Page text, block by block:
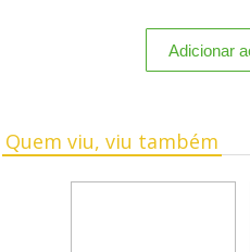
Quem viu, viu também